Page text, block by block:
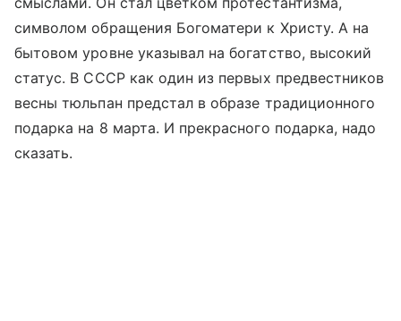
символом обращения Богоматери к Христу. А на
бытовом уровне указывал на богатство, высокий
статус. В СССР как один из первых предвестников
весны тюльпан предстал в образе традиционного
подарка на 8 марта. И прекрасного подарка, надо
сказать.